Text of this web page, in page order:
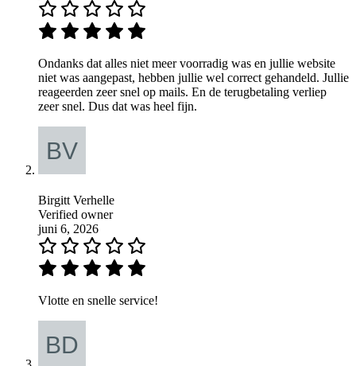
Ondanks dat alles niet meer voorradig was en jullie website
niet was aangepast, hebben jullie wel correct gehandeld. Jullie
reageerden zeer snel op mails. En de terugbetaling verliep
zeer snel. Dus dat was heel fijn.
Birgitt Verhelle
Verified owner
juni 6, 2026
Vlotte en snelle service!